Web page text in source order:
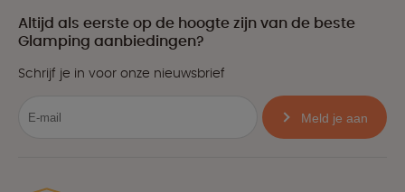
Altijd als eerste op de hoogte zijn van de beste
Glamping aanbiedingen?
Schrijf je in voor onze nieuwsbrief
Meld je aan